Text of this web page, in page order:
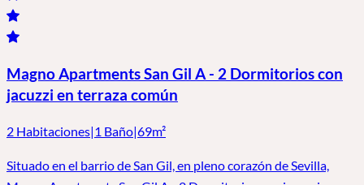
Magno Apartments San Gil A - 2 Dormitorios con
jacuzzi en terraza común
2 Habitaciones|1 Baño|69m²
Situado en el barrio de San Gil, en pleno corazón de Sevilla,